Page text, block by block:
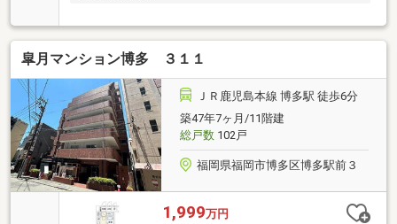
皐月マンション博多 ３１１
ＪＲ鹿児島本線 博多駅 徒歩6分
築47年7ヶ月/11階建
総戸数102戸
福岡県福岡市博多区博多駅前３
1,999万円